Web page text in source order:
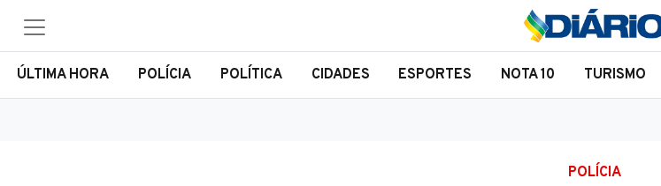
ÚLTIMA HORA POLÍCIA POLÍTICA CIDADES ESPORTES NOTA 10 TURISMO
POLÍCIA